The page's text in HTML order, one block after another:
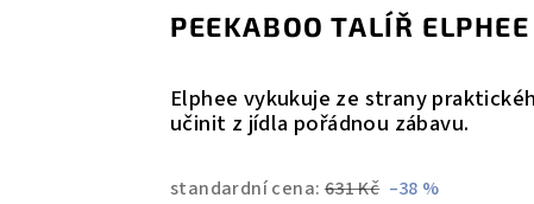
PEEKABOO TALÍŘ
Elphee vykukuje ze strany
učinit z jídla pořádnou zábavu.
standardní cena: 631 Kč –38 %